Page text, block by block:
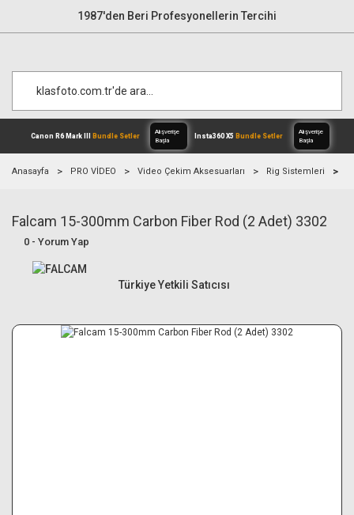
1987'den Beri Profesyonellerin Tercihi
Canon R6 Mark III Bundle Setler
Alışverişe
Anasayfa PRO VİDEO Video Çekim Aksesuarları Rig Sistemleri
Falcam 15-300mm Carbon Fiber Rod (2 Adet) 3302
0 - Yorum Yap
Türkiye Yetkili Satıcısı